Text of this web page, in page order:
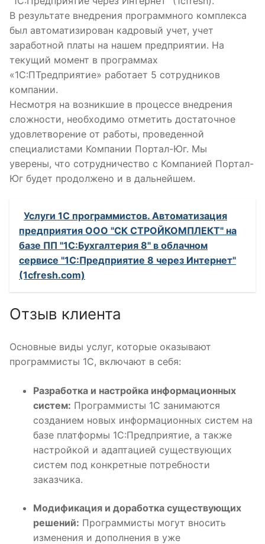
В результате внедрения программного комплекса
был автоматизирован кадровый учет, учет
заработной платы на нашем предприятии. На
текущий момент в программах
«1С:ПТредприятие» работает 5 сотрудников
компании.
Несмотря на возникшие в процессе внедрения
сложности, необходимо отметить достаточное
удовлетворение от работы, проведенной
специалистами Компании Портал-Юг. Мы
уверены, что сотрудничество с Компанией Портал-
Юг будет продолжено и в дальнейшем.
Услуги 1С программистов. Автоматизация
предприятия ООО "СК СТРОЙКОМПЛЕКТ" на
базе ПП "1С:Бухгалтерия 8" в облачном
сервисе "1С:Предприятие 8 через Интернет"
(1cfresh.com)
Отзыв клиента
Основные виды услуг, которые оказывают
программисты 1С, включают в себя:
Разработка и настройка информационных
систем: Программисты 1С занимаются
созданием новых информационных систем на
базе платформы 1С:Предприятие, а также
настройкой и адаптацией существующих
систем под конкретные потребности
заказчика.
Модификация и доработка существующих
решений: Программисты могут вносить
изменения и дополнения в уже